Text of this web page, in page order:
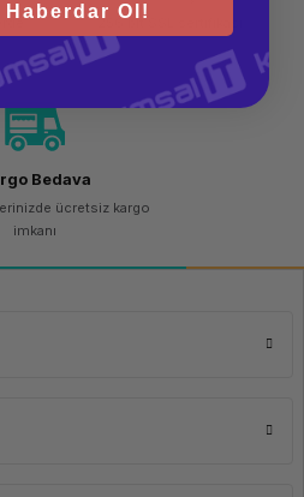
256 bit SSL sertifikası
Bedava
ücretsiz kargo
imkanı
Haberdar Ol!